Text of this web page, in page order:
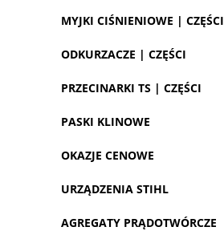
MYJKI CIŚNIENIOWE | CZĘŚCI
ODKURZACZE | CZĘŚCI
PRZECINARKI TS | CZĘŚCI
PASKI KLINOWE
OKAZJE CENOWE
URZĄDZENIA STIHL
AGREGATY PRĄDOTWÓRCZE